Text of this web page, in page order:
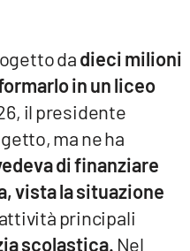
dadieci milioni
in un liceo
il presidente
ma ne ha
di finanziare
vista la situazione
attività principali
scolastica. Nel